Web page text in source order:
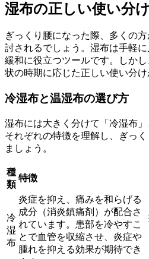
湿布の正しい使い分け
ぎっくり腰になった際、多くの
討されるでしょう。湿布は手軽
緩和に役立つツールです。しか
状の時期に応じた正しい使い分け
冷湿布と温湿布の選び方
湿布には大きく分けて「冷湿布」
それぞれの特徴を理解し、ぎっ
ましょう。
種
類
特徴
冷
湿
布
炎症を抑え、痛みを和らげる
成分（消炎鎮痛剤）が配合さ
れています。患部を冷やすこ
とで血管を収縮させ、炎症や
腫れを抑える効果が期待でき